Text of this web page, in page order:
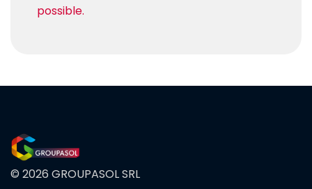
possible.
© 2026 GROUPASOL SRL